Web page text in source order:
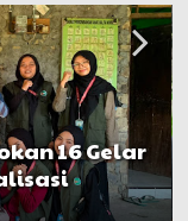
16 Gelar